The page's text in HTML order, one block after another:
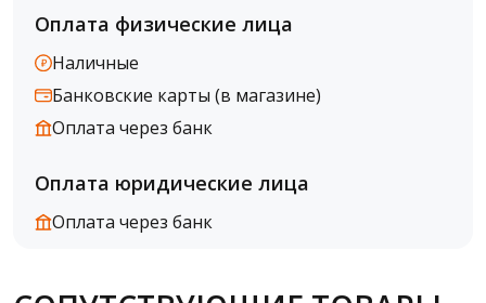
Оплата физические лица
Наличные
Банковские карты (в магазине)
Оплата через банк
Оплата юридические лица
Оплата через банк